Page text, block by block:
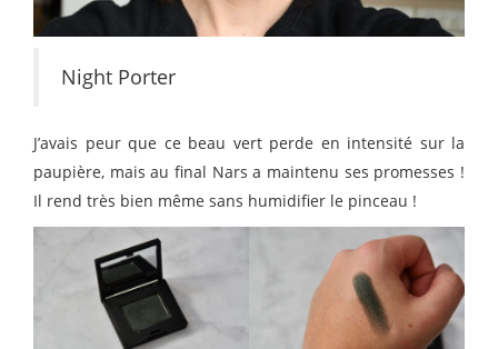
Night Porter
J’avais peur que ce beau vert perde en intensité sur la
paupière, mais au final Nars a maintenu ses promesses !
Il rend très bien même sans humidifier le pinceau !